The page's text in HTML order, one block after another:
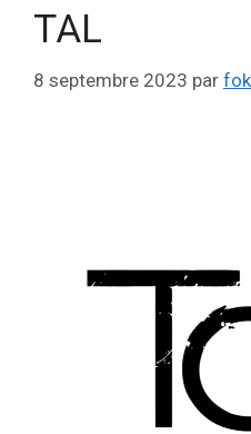
TAL
8 septembre 2023 par